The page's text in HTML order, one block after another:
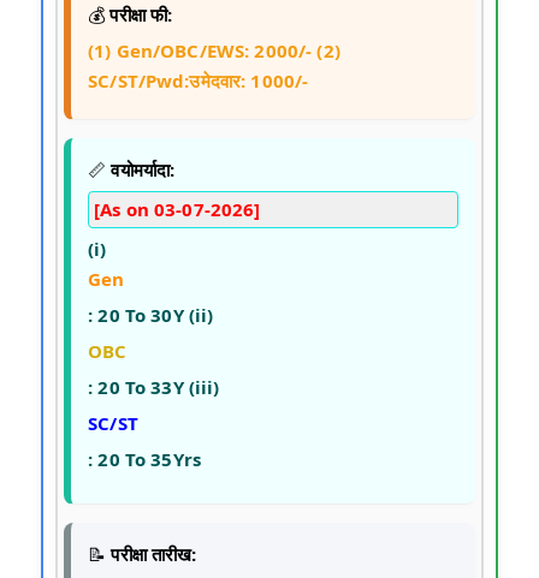
💰परीक्षा फी:
(1) Gen/OBC/EWS: 2000/- (2)
SC/ST/Pwd:उमेदवार: 1000/-
📏वयोमर्यादा:
[As on 03-07-2026]
(i)
Gen
:20 To 30Y(ii)
OBC
:20 To 33Y(iii)
SC/ST
:20 To 35Yrs
📝परीक्षा तारीख: